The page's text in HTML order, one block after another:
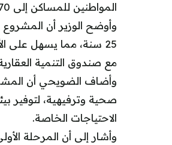
المواطنين للمساكن إلى 70%.
25 سنة، مما يسهل على
مع صندوق التنمية
وأضاف الضويحي أن
صحية وترفيهية، لتوفير
الاحتياجات الخاصة.